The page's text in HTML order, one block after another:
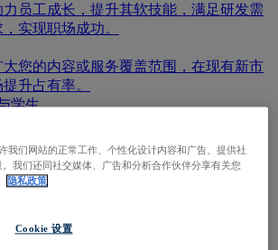
力员工成长，提升其软技能，满足研发需
，实现职场成功。
大您的内容或服务覆盖范围，在现有新市
提升占有率。
学生
您的研究之旅。
现
我们网站的正常工作、个性化设计内容和广告、提供社
我们还同社交媒体、广告和分析合作伙伴分享有关您
隐私政策
Cookie 设置